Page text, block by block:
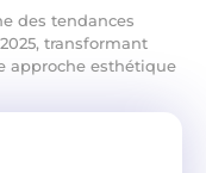
des tendances
transformant
approche esthétique